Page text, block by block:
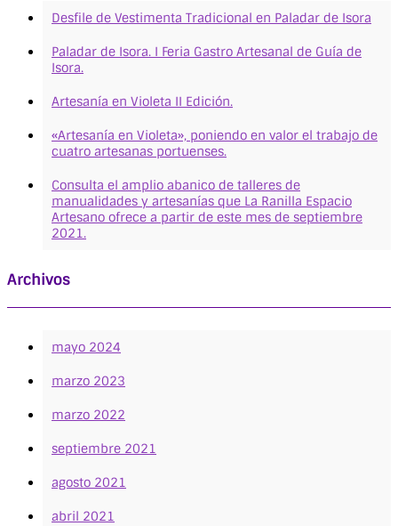
Desfile de Vestimenta Tradicional en Paladar de Isora
Paladar de Isora. I Feria Gastro Artesanal de Guía de
Isora.
Artesanía en Violeta II Edición.
«Artesanía en Violeta», poniendo en valor el trabajo de
cuatro artesanas portuenses.
Consulta el amplio abanico de talleres de
manualidades y artesanías que La Ranilla Espacio
Artesano ofrece a partir de este mes de septiembre
2021.
Archivos
mayo 2024
marzo 2023
marzo 2022
septiembre 2021
agosto 2021
abril 2021